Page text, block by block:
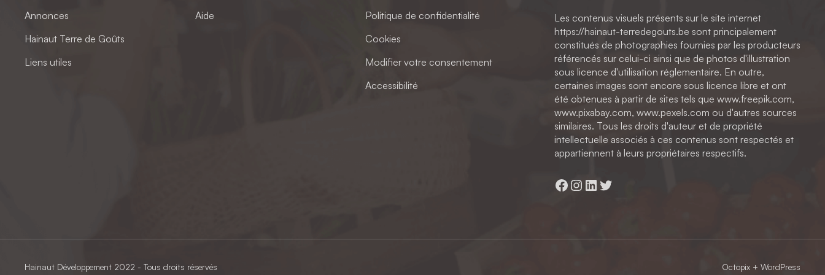
Annonces
Hainaut Terre de Goûts
Liens utiles
Aide
Politique de confidentialité
Cookies
Modifier votre consentement
Accessibilité
Les contenus visuels présents sur le site internet
https://hainaut-terredegouts.be sont principalement
constitués de photographies fournies par les producteurs
référencés sur celui-ci ainsi que de photos d'illustration
sous licence d'utilisation réglementaire. En outre,
certaines images sont encore sous licence libre et ont
été obtenues à partir de sites tels que www.freepik.com,
www.pixabay.com, www.pexels.com ou d'autres sources
similaires. Tous les droits d'auteur et de propriété
intellectuelle associés à ces contenus sont respectés et
appartiennent à leurs propriétaires respectifs.
Facebook
Instagram
LinkedIn
Twitter
Hainaut Développement 2022 - Tous droits réservés Octopix+ WordPress